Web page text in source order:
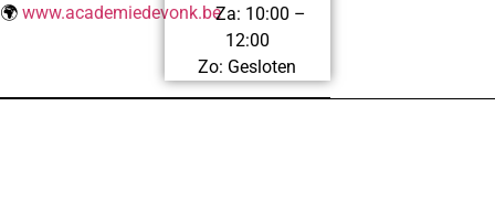
🌍 www.academiedevonk.beZa: 10:00 –
12:00
Zo: Gesloten